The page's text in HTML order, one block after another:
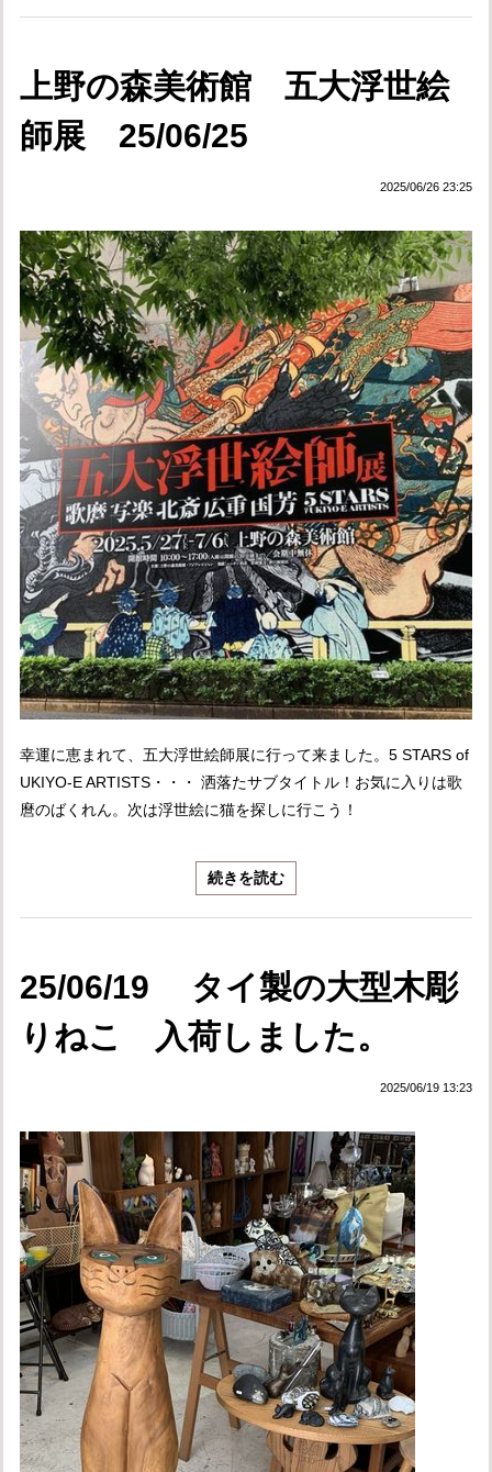
上野の森美術館 五大浮世絵
師展 25/06/25
2025/06/26 23:25
幸運に恵まれて、五大浮世絵師展に行って来ました。5 STARS of
UKIYO-E ARTISTS・・・ 洒落たサブタイトル！お気に入りは歌
麿のばくれん。次は浮世絵に猫を探しに行こう！
続きを読む
25/06/19 タイ製の大型木彫
りねこ 入荷しました。
2025/06/19 13:23